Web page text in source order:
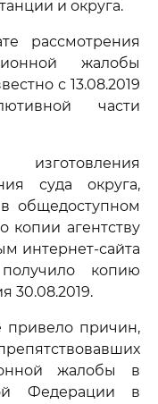
и округа.
рассмотрения
жалобы
с 13.08.2019
части
суда округа,
общедоступном
копии агентству
интернет-сайта
копию
30.08.2019.
привело причин,
жалобы в
Федерации в